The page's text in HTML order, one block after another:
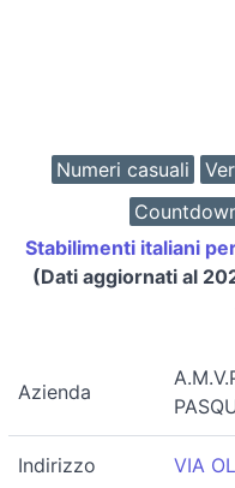
Numeri casuali
Stabilimenti italiani
(Dati aggiornati al
Azienda
Indirizzo VIA